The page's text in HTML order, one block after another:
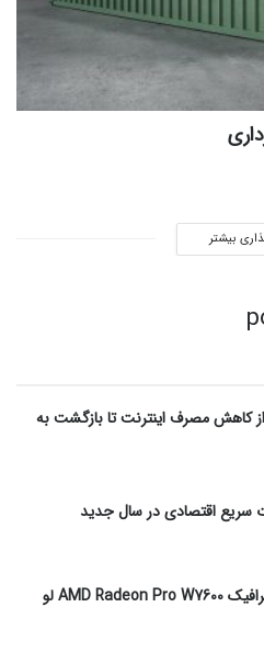
بیشتر
از کاهش مصرف اینترنت تا بازگشت به
سریع اقتصادی در سال جدید
مشخصات کارت گرافیک AMD Radeon Pro W7600 لو